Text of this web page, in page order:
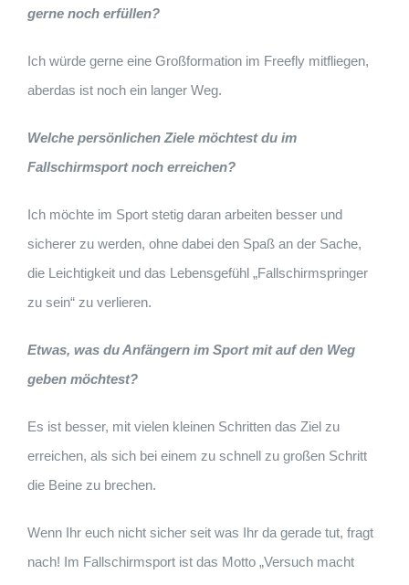
gerne noch erfüllen?
Ich würde gerne eine Großformation im Freefly mitfliegen,
aberdas ist noch ein langer Weg.
Welche persönlichen Ziele möchtest du im
Fallschirmsport noch erreichen?
Ich möchte im Sport stetig daran arbeiten besser und
sicherer zu werden, ohne dabei den Spaß an der Sache,
die Leichtigkeit und das Lebensgefühl „Fallschirmspringer
zu sein“ zu verlieren.
Etwas, was du Anfängern im Sport mit auf den Weg
geben möchtest?
Es ist besser, mit vielen kleinen Schritten das Ziel zu
erreichen, als sich bei einem zu schnell zu großen Schritt
die Beine zu brechen.
Wenn Ihr euch nicht sicher seit was Ihr da gerade tut, fragt
nach! Im Fallschirmsport ist das Motto „Versuch macht